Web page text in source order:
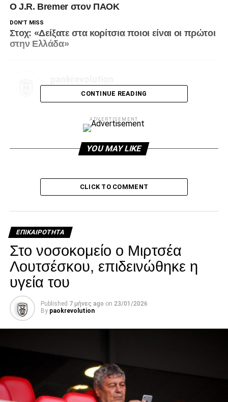
Ο J.R. Bremer στον ΠΑΟΚ
DON'T MISS
Στοχ: «Δείξατε στα κορίτσια ποιοι είναι οι πρώτοι
στην Ελλάδα»
CONTINUE READING
ADVERTISEMENT
YOU MAY LIKE
CLICK TO COMMENT
ΕΠΙΚΑΙΡΌΤΗΤΑ
Στο νοσοκομείο ο Μιρτσέα
Λουτσέσκου, επιδεινώθηκε η
υγεία του
Published 7 μήνες ago on 23/01/2026
By paokrevolution